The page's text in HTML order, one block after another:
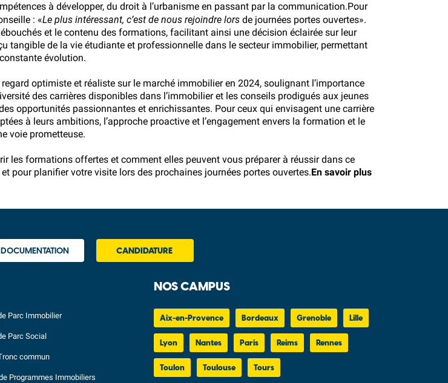
à développer, du droit à l’urbanisme en passant par la communication.Pour
: «Le plus intéressant, c’est de nous rejoindre lors de journées portes ouvertes».
et le contenu des formations, facilitant ainsi une décision éclairée sur leur
tangible de la vie étudiante et professionnelle dans le secteur immobilier, permettant
évolution.
optimiste et réaliste sur le marché immobilier en 2024, soulignant l’importance
des carrières disponibles dans l’immobilier et les conseils prodigués aux jeunes
opportunités passionnantes et enrichissantes. Pour ceux qui envisagent une carrière
à leurs ambitions, l’approche proactive et l’engagement envers la formation et le
voie prometteuse.
les formations offertes et comment elles peuvent vous préparer à réussir dans ce
pour planifier votre visite lors des prochaines journées portes ouvertes.En savoir plus
DOCUMENTATION CANDIDATURE
Parc Immobilier
Parc Social
commun
Programmes Immobiliers
NOS CAMPUS
Aix-en-Provence Bordeaux Grenoble Lille
Lyon Nantes Paris Reims Rennes
Toulon Toulouse Tours